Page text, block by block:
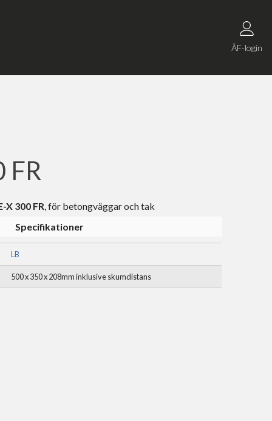
ÅF-login
FR
X 300 FR, för betongväggar och tak
Specifikationer
LB
500 x 350 x 208mm inklusive skumdistans